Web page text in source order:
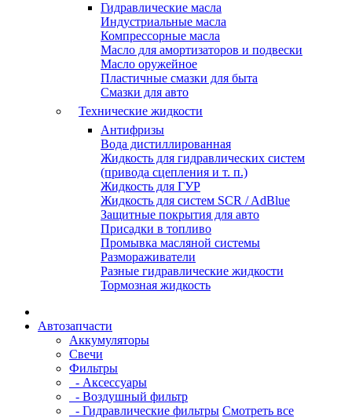
Гидравлические масла
Индустриальные масла
Компрессорные масла
Масло для амортизаторов и подвески
Масло оружейное
Пластичные смазки для быта
Смазки для авто
Технические жидкости
Антифризы
Вода дистиллированная
Жидкость для гидравлических систем
(привода сцепления и т. п.)
Жидкость для ГУР
Жидкость для систем SCR / AdBlue
Защитные покрытия для авто
Присадки в топливо
Промывка масляной системы
Размораживатели
Разные гидравлические жидкости
Тормозная жидкость
Автозапчасти
Аккумуляторы
Свечи
Фильтры
- Аксессуары
- Воздушный фильтр
- Гидравлические фильтры Смотреть все